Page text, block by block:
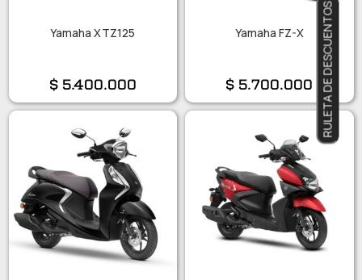
Yamaha XTZ125
$5.400.000
Yamaha FZ-X
$5.700.000 RULETA DE DESCUENTOS